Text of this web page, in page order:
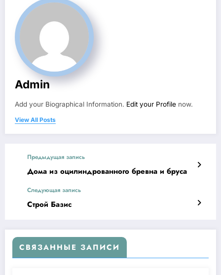
Admin
Add your Biographical Information. Edit your Profile now.
View All Posts
Предыдущая запись
Дома из оцилиндрованного бревна и бруса
Следующая запись
Строй Базис
СВЯЗАННЫЕ ЗАПИСИ